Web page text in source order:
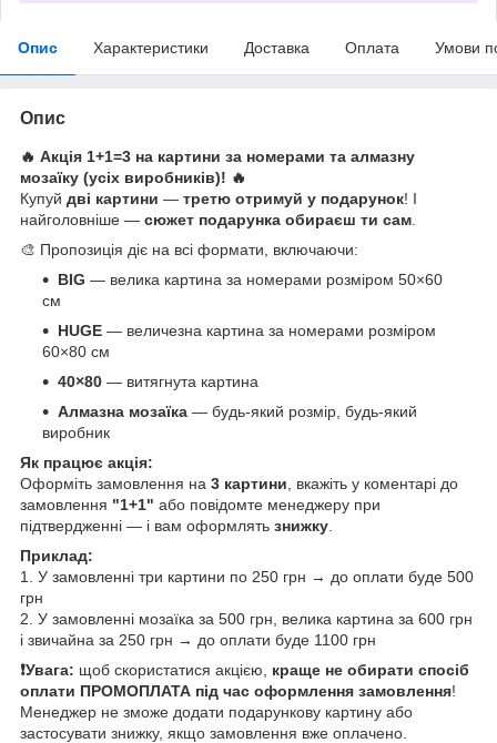
Опис Характеристики Доставка Оплата Умови
Опис
🔥 Акція 1+1=3 на картини за номерами та алмазну
мозаїку (усіх виробників)! 🔥
Купуй дві картини — третю отримуй у подарунок! І
найголовніше — сюжет подарунка обираєш ти сам
🎨 Пропозиція діє на всі формати, включаючи:
BIG — велика картина за номерами розміром 50×60
см
HUGE — величезна картина за номерами розміром
60×80 см
40×80 — витягнута картина
Алмазна мозаїка — будь-який розмір, будь-який
виробник
Як працює акція:
Оформіть замовлення на 3 картини , вкажіть у коментарі до
замовлення "1+1" або повідомте менеджеру при
підтвердженні — і вам оформлять знижку
Приклад:
1. У замовленні три картини по 250 грн → до оплати буде 500
грн
2. У замовленні мозаїка за 500 грн, велика картина за 600 грн
і звичайна за 250 грн → до оплати буде 1100 грн
❗️Увага: щоб скористатися акцією, краще не обирати спосіб
оплати ПРОМОПЛАТА під час оформлення замовлення!
Менеджер не зможе додати подарункову картину або
застосувати знижку, якщо замовлення вже оплачено.